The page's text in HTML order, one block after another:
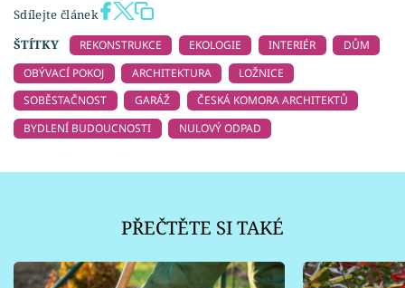
Sdílejte článek
ŠTÍTKY
REKONSTRUKCE EKOLOGIE INTERIÉR
DŮM
OBÝVACÍ POKOJ
ARCHITEKTURA
LOŽNICE
SOBĚSTAČNOST
GARÁŽ
ČESKÁ KOMORA ARCHITEKTŮ
BYDLENÍ BUDOUCNOSTI
NULOVÝ ODPAD
PŘEČTĚTE SI TAKÉ